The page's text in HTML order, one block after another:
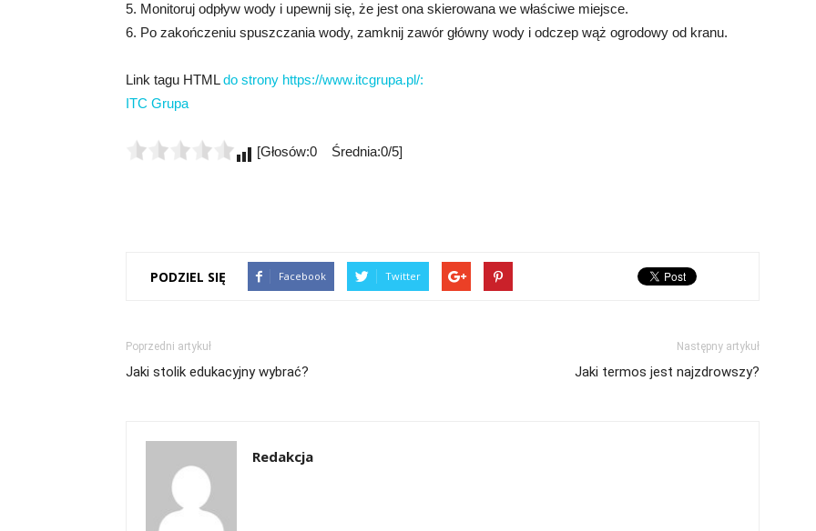
5. Monitoruj odpływ wody i upewnij się, że jest ona skierowana we właściwe miejsce.
6. Po zakończeniu spuszczania wody, zamknij zawór główny wody i odczep wąż ogrodowy od kranu.
Link tagu HTMLdo strony https://www.itcgrupa.pl/:
ITC Grupa
[Głosów:0 Średnia:0/5]
PODZIEL SIĘ Facebook Twitter
Poprzedni artykuł
Jaki stolik edukacyjny wybrać?
Następny artykuł
Jaki termos jest najzdrowszy?
Redakcja